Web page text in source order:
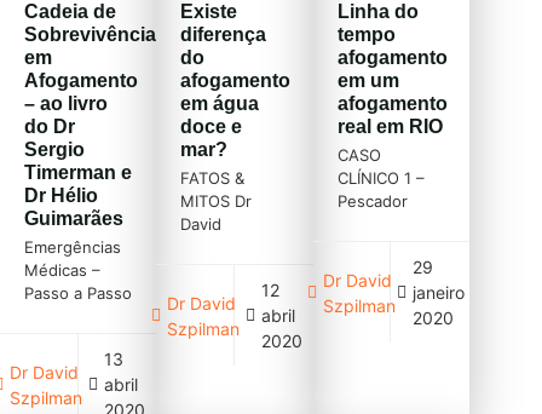
sendo 65 em
Pernambuco,
especificamente
na área
metropolitana
de Recife […]
Cadeia de
Sobrevivência
em
Afogamento
– ao livro
do Dr
Sergio
Timerman e
Dr Hélio
Guimarães
Emergências
Médicas –
Passo a Passo
Edição:
1|2020
Editora:
Dr David
Szpilman
13
abril
2020
Existe
diferença
do
afogamento
em água
doce e
mar?
FATOS &
MITOS Dr
David
Médico da
SOBRASA
Pergunta do
Dr David
Szpilman
12
abril
2020
Linha do
tempo
afogamento
em um
afogamento
real em RIO
CASO
CLÍNICO 1 –
Pescador
sua rede na
outra
margem.
Dr David
Szpilman
29
janeiro
2020